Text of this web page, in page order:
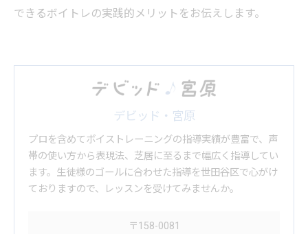
できるボイトレの実践的メリットをお伝えします。
デビッド・宮原
プロを含めてボイストレーニングの指導実績が豊富で、声
帯の使い方から表現法、芝居に至るまで幅広く指導してい
ます。生徒様のゴールに合わせた指導を世田谷区で心がけ
ておりますので、レッスンを受けてみませんか。
〒158-0081